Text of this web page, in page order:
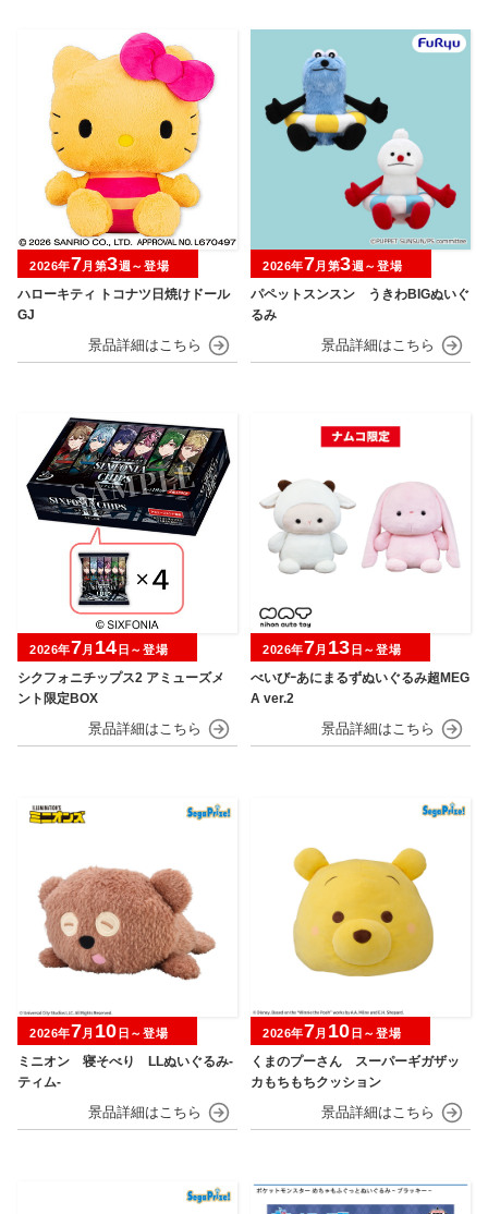
ハローキティ トコナツ日焼けドール
GJ
2026年7月第3週～登場
パペットスンスン うきわBIGぬいぐ
るみ
2026年7月第3週～登場
シクフォニチップス2 アミューズメ
ント限定BOX
2026年7月 14 日～登場
べいびｰあにまるずぬいぐるみ超MEG
A ver.2
2026年7月 13 日～登場
ミニオン 寝そべり LLぬいぐるみ‐
ティム‐
2026年7月 10 日～登場
くまのプーさん スーパーギガザッ
カもちもちクッション
2026年7月 10 日～登場